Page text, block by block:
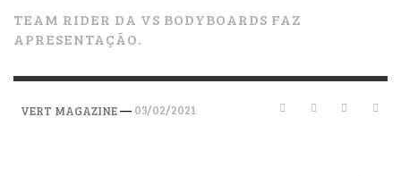
TEAM RIDER DA VS BODYBOARDS FAZ
APRESENTAÇÃO.
VERT MAGAZINE— 03/02/2021